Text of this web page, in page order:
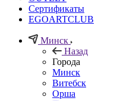
Сертификаты
EGOARTCLUB
Минск
Назад
Города
Минск
Витебск
Орша